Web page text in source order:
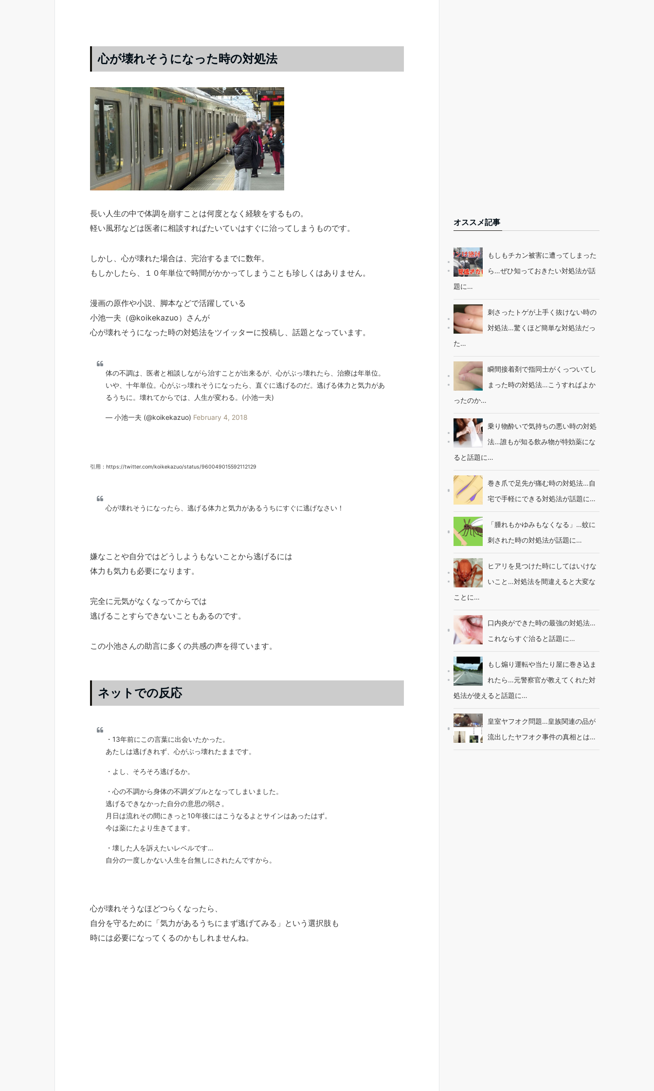
心が壊れそうになった時の対処法
長い人生の中で体調を崩すことは何度となく経験をするもの。
軽い風邪などは医者に相談すればたいていはすぐに治ってしまうものです。
しかし、心が壊れた場合は、完治するまでに数年。
もしかしたら、１０年単位で時間がかかってしまうことも珍しくはありません。
漫画の原作や小説、脚本などで活躍している
小池一夫（@koikekazuo）さんが
心が壊れそうになった時の対処法をツイッターに投稿し、話題となっています。
体の不調は、医者と相談しながら治すことが出来るが、心がぶっ壊れたら、治療は年単位。
いや、十年単位。心がぶっ壊れそうになったら、直ぐに逃げるのだ。逃げる体力と気力があ
るうちに。壊れてからでは、人生が変わる。(小池一夫)
— 小池一夫 (@koikekazuo) February 4, 2018
引用：https://twitter.com/koikekazuo/status/960049015592112129
心が壊れそうになったら、逃げる体力と気力があるうちにすぐに逃げなさい！
嫌なことや自分ではどうしようもないことから逃げるには
体力も気力も必要になります。
完全に元気がなくなってからでは
逃げることすらできないこともあるのです。
この小池さんの助言に多くの共感の声を得ています。
ネットでの反応
・13年前にこの言葉に出会いたかった。
あたしは逃げきれず、心がぶっ壊れたままです。
・よし、そろそろ逃げるか。
・心の不調から身体の不調ダブルとなってしまいました。
逃げるできなかった自分の意思の弱さ。
月日は流れその間にきっと10年後にはこうなるよとサインはあったはず。
今は薬にたより生きてます。
・壊した人を訴えたいレベルです…
自分の一度しかない人生を台無しにされたんですから。
心が壊れそうなほどつらくなったら、
自分を守るために「気力があるうちにまず逃げてみる」という選択肢も
時には必要になってくるのかもしれませんね。
オススメ記事
もしもチカン被害に遭ってしまった
ら…ぜひ知っておきたい対処法が話
題に…
刺さったトゲが上手く抜けない時の
対処法…驚くほど簡単な対処法だっ
た…
瞬間接着剤で指同士がくっついてし
まった時の対処法…こうすればよか
ったのか…
乗り物酔いで気持ちの悪い時の対処
法…誰もが知る飲み物が特効薬にな
ると話題に…
巻き爪で足先が痛む時の対処法…自
宅で手軽にできる対処法が話題に…
「腫れもかゆみもなくなる」…蚊に
刺された時の対処法が話題に…
ヒアリを見つけた時にしてはいけな
いこと…対処法を間違えると大変な
ことに…
口内炎ができた時の最強の対処法…
これならすぐ治ると話題に…
もし煽り運転や当たり屋に巻き込ま
れたら…元警察官が教えてくれた対
処法が使えると話題に…
皇室ヤフオク問題…皇族関連の品が
流出したヤフオク事件の真相とは…